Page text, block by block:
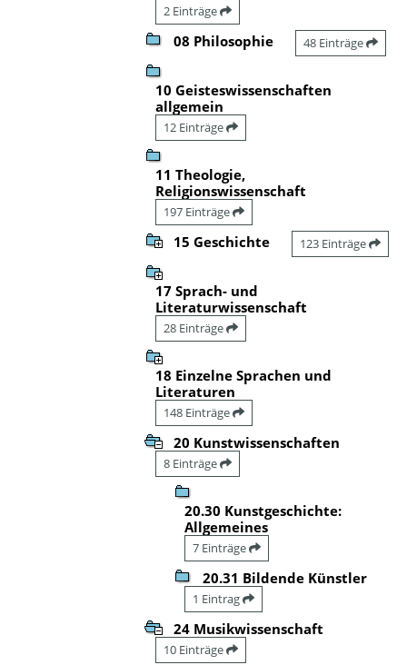
2 Einträge
08 Philosophie 48 Einträge
10 Geisteswissenschaften
allgemein
12 Einträge
11 Theologie,
Religionswissenschaft
197 Einträge
15 Geschichte 123 Einträge
17 Sprach- und
Literaturwissenschaft
28 Einträge
18 Einzelne Sprachen und
Literaturen
148 Einträge
20 Kunstwissenschaften
8 Einträge
20.30 Kunstgeschichte:
Allgemeines
7 Einträge
20.31 Bildende Künstler
1 Eintrag
24 Musikwissenschaft
10 Einträge